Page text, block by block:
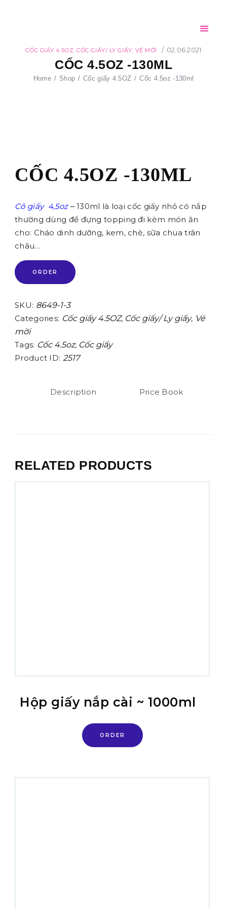
CỐC GIẤY 4.5OZ,CỐC GIẤY/ LY GIẤY, VÉ MỜI 02.06.2021
CỐC 4.5OZ -130ML
Home Shop Cốc giấy 4.5OZ Cốc 4.5oz -130ml
CỐC GIẤY FPC
AN TOÀN – THÂN THIỆN – TIỆN LỢI
Sản phẩm
Đối tác
CỐC 4.5OZ -130ML
Cô giấy 4,5oz–130ml là loại cốc giấy nhỏ có nắp
thường dùng để đựng topping đi kèm món ăn
cho: Cháo dinh dưỡng, kem, chè, sữa chua trân
châu…
ORDER
SKU: 8649-1-3
Categories: Cốc giấy 4.5OZ, Cốc giấy/ Ly giấy, Vé
mời
Tags: Cốc 4.5oz, Cốc giấy
Product ID: 2517
Description Price Book
RELATED PRODUCTS
Hộp giấy nắp cài ~ 1000ml
ORDER